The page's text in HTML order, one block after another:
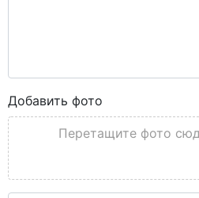
Добавить фото
Перетащите фото